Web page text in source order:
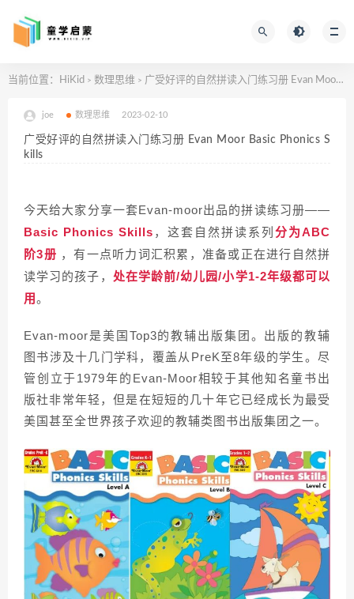
当前位置： HiKid > 数理思维 > 广受好评的自然拼读入门练习册 Evan Moor Basic Phonics Skills
joe 数理思维 2023-02-10
广受好评的自然拼读入门练习册 Evan Moor Basic Phonics S
kills
今天给大家分享一套Evan-moor出品的拼读练习册——
Basic Phonics Skills ，这套自然拼读系列 分为ABC
阶3册 ，有一点听力词汇积累，准备或正在进行自然拼
读学习的孩子， 处在学龄前/幼儿园/小学1-2年级都可以
用。
Evan-moor是美国Top3的教辅出版集团。出版的教辅
图书涉及十几门学科，覆盖从PreK至8年级的学生。尽
管创立于1979年的Evan-Moor相较于其他知名童书出
版社非常年轻，但是在短短的几十年它已经成长为最受
美国甚至全世界孩子欢迎的教辅类图书出版集团之一。